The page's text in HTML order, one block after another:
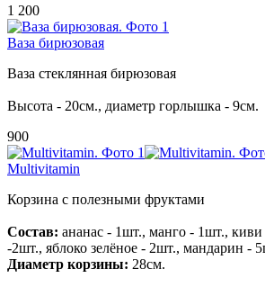
1 200
Ваза бирюзовая
Ваза стеклянная бирюзовая
Высота - 20см., диаметр горлышка - 9см.
900
Multivitamin
Корзина с полезными фруктами
Состав: ананас - 1шт., манго - 1шт.,
-2шт., яблоко зелёное - 2шт., мандарин -
Диаметр корзины: 28см.